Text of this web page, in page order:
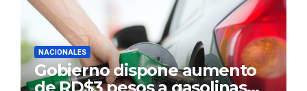
NACIONALES
Gobierno dispone aumento